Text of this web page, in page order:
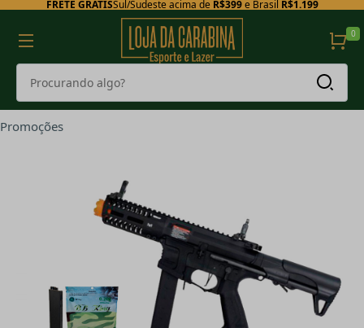
FRETE GRÁTISSul/Sudeste acima de R$399e Brasil R$1.199
0
Promoções